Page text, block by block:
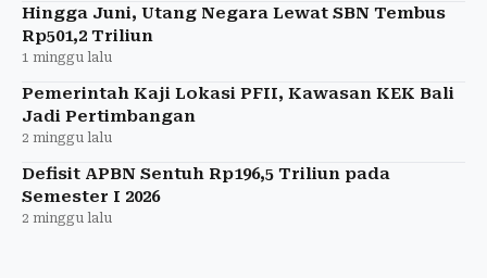
Hingga Juni, Utang Negara Lewat SBN Tembus
Rp501,2 Triliun
1 minggu lalu
Pemerintah Kaji Lokasi PFII, Kawasan KEK Bali
Jadi Pertimbangan
2 minggu lalu
Defisit APBN Sentuh Rp196,5 Triliun pada
Semester I 2026
2 minggu lalu